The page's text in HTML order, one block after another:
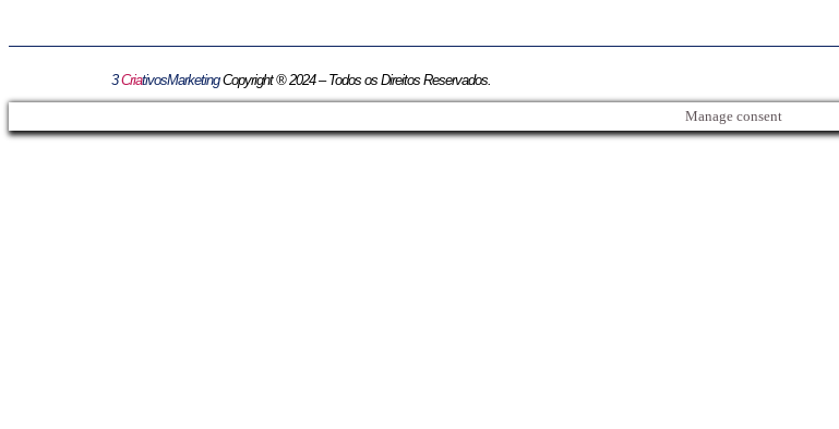
3CriativosMarketingCopyright ® 2024 – Todos os Direitos Reservados.
Manage consent